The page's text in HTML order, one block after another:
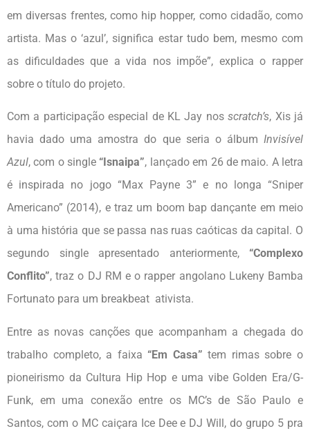
em diversas frentes, como hip hopper, como cidadão, como
artista. Mas o ‘azul’, significa estar tudo bem, mesmo com
as dificuldades que a vida nos impõe”, explica o rapper
sobre o título do projeto.
Com a participação especial de KL Jay nosscratch’s, Xis já
havia dado uma amostra do que seria o álbum Invisível
Azul, com o single “Isnaipa”, lançado em 26 de maio. A letra
é inspirada no jogo “Max Payne 3” e no longa “Sniper
Americano” (2014), e traz um boom bap dançante em meio
à uma história que se passa nas ruas caóticas da capital. O
segundo single apresentado anteriormente, “Complexo
Conflito”, traz o DJ RM e o rapper angolano Lukeny Bamba
Fortunato para um breakbeat ativista.
Entre as novas canções que acompanham a chegada do
trabalho completo, a faixa “Em Casa” tem rimas sobre o
pioneirismo da Cultura Hip Hop e uma vibe Golden Era/G-
Funk, em uma conexão entre os MC’s de São Paulo e
Santos, com o MC caiçara Ice Dee e DJ Will, do grupo 5 pra